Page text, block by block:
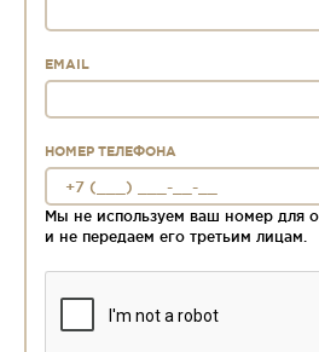
EMAIL
НОМЕР ТЕЛЕФОНА
Мы не используем ваш номер для
и не передаем его третьим лицам.